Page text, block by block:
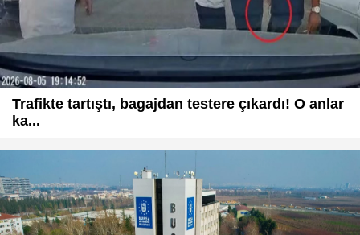
Trafikte tartıştı, bagajdan testere çıkardı! O anlar
ka...